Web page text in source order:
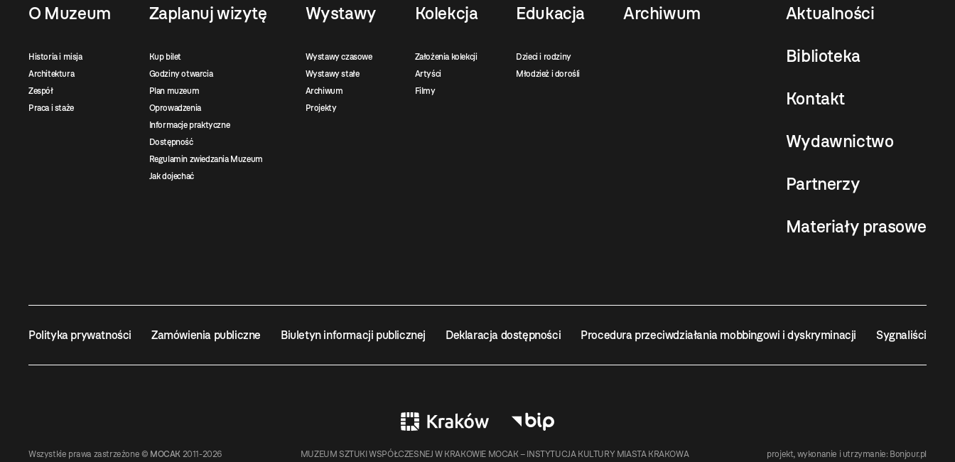
O Muzeum
Historia i misja
Architektura
Zespół
Praca i staże
Zaplanuj wizytę
Kup bilet
Godziny otwarcia
Plan muzeum
Oprowadzenia
Informacje praktyczne
Dostępność
Regulamin zwiedzania Muzeum
Jak dojechać
Wystawy
Wystawy czasowe
Wystawy stałe
Archiwum
Projekty
Kolekcja
Założenia kolekcji
Artyści
Filmy
Edukacja
Dzieci i rodziny
Młodzież i dorośli
Archiwum Aktualności
Biblioteka
Kontakt
Wydawnictwo
Partnerzy
Materiały prasowe
Polityka prywatności Zamówienia publiczne Biuletyn informacji publicznej Deklaracja dostępności Procedura przeciwdziałania mobbingowi i dyskryminacji Sygnaliści
Wszystkie prawa zastrzeżone © MOCAK 2011-2026 MUZEUM SZTUKI WSPÓŁCZESNEJ W KRAKOWIE MOCAK – INSTYTUCJA KULTURY MIASTA KRAKOWA projekt, wykonanie i utrzymanie: Bonjour.pl